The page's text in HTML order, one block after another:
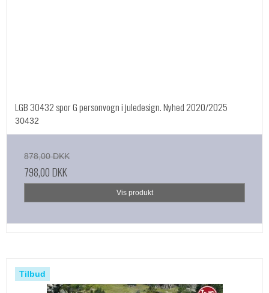
LGB 30432 spor G personvogn i juledesign. Nyhed 2020/2025
30432
878,00 DKK
798,00 DKK
Vis produkt
Tilbud